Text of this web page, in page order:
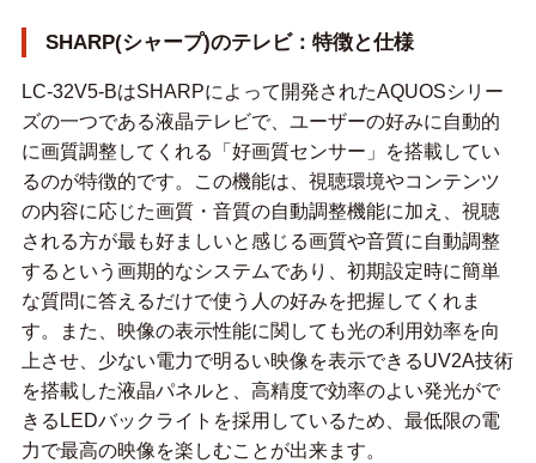
SHARP(シャープ)のテレビ：特徴と仕様
LC-32V5-BはSHARPによって開発されたAQUOSシリー
ズの一つである液晶テレビで、ユーザーの好みに自動的
に画質調整してくれる「好画質センサー」を搭載してい
るのが特徴的です。この機能は、視聴環境やコンテンツ
の内容に応じた画質・音質の自動調整機能に加え、視聴
される方が最も好ましいと感じる画質や音質に自動調整
するという画期的なシステムであり、初期設定時に簡単
な質問に答えるだけで使う人の好みを把握してくれま
す。また、映像の表示性能に関しても光の利用効率を向
上させ、少ない電力で明るい映像を表示できるUV2A技術
を搭載した液晶パネルと、高精度で効率のよい発光がで
きるLEDバックライトを採用しているため、最低限の電
力で最高の映像を楽しむことが出来ます。